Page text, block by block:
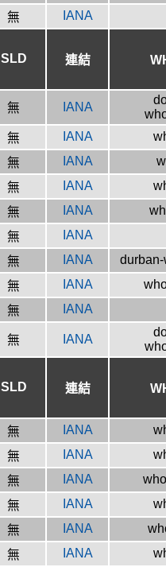
無 IANA
SLD 連結
無 IANA
無 IANA
無 IANA
無 IANA
無 IANA
無
IANA
無 IANA
無 IANA
無 IANA
無 IANA
SLD 連結
無 IANA
無 IANA
無 IANA
無 IANA
無 IANA
無 IANA